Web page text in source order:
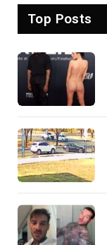
Top Posts